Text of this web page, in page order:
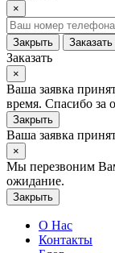
×
Закрыть Заказать
Заказать
×
Ваша заявка
время. Спасибо за
Закрыть
Ваша заявка
×
Мы перезвоним
ожидание.
Закрыть
О Нас
Контакты